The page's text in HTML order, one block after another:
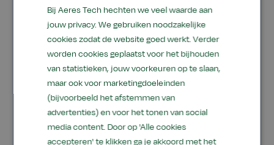
Start:
13-11-2026|08:30 -
16:30|Aeres Tech
13
pl.
Zitten de trainingen vol? Meld je dan aan voor de
Bij Aeres Tech hechten we veel waarde aan
jouw privacy. We gebruiken noodzakelijke
cookies zodat de website goed werkt. Verder
worden cookies geplaatst voor het bijhouden
van statistieken, jouw voorkeuren op te slaan,
maar ook voor marketingdoeleinden
(bijvoorbeeld het afstemmen van
advertenties) en voor het tonen van social
media content. Door op 'Alle cookies
accepteren' te klikken ga je akkoord met het